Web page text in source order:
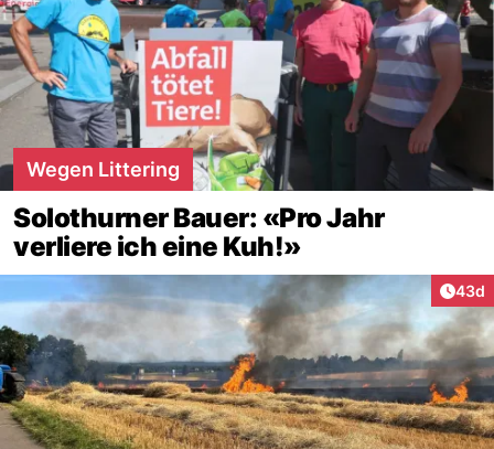
Wegen Littering
Solothurner Bauer: «Pro Jahr
verliere ich eine Kuh!»
43d